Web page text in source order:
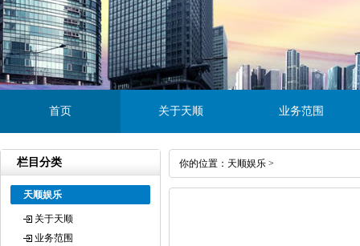
首页 关于天顺 业务范围
栏目分类
天顺娱乐
关于天顺
业务范围
你的位置： 天顺娱乐 >